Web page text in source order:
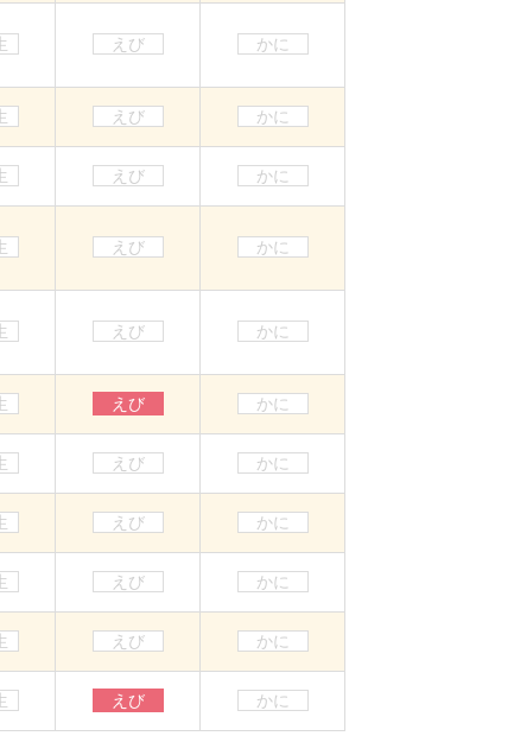
えび かに
えび かに
えび かに
えび かに
えび かに
えび かに
えび かに
えび かに
えび かに
えび かに
えび かに